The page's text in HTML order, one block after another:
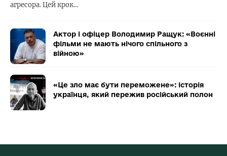
агресора. Цей крок…
Актор і офіцер Володимир Ращук: «Воєнні
фільми не мають нічого спільного з
війною»
«Це зло має бути переможене»: історія
українця, який пережив російський полон